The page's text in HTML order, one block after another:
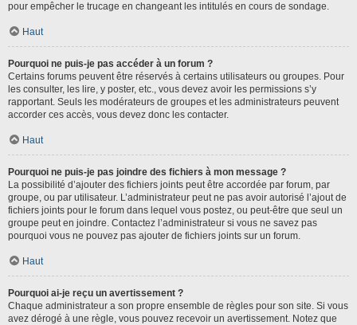
pour empêcher le trucage en changeant les intitulés en cours de sondage.
Haut
Pourquoi ne puis-je pas accéder à un forum ?
Certains forums peuvent être réservés à certains utilisateurs ou groupes. Pour
les consulter, les lire, y poster, etc., vous devez avoir les permissions s’y
rapportant. Seuls les modérateurs de groupes et les administrateurs peuvent
accorder ces accès, vous devez donc les contacter.
Haut
Pourquoi ne puis-je pas joindre des fichiers à mon message ?
La possibilité d’ajouter des fichiers joints peut être accordée par forum, par
groupe, ou par utilisateur. L’administrateur peut ne pas avoir autorisé l’ajout de
fichiers joints pour le forum dans lequel vous postez, ou peut-être que seul un
groupe peut en joindre. Contactez l’administrateur si vous ne savez pas
pourquoi vous ne pouvez pas ajouter de fichiers joints sur un forum.
Haut
Pourquoi ai-je reçu un avertissement ?
Chaque administrateur a son propre ensemble de règles pour son site. Si vous
avez dérogé à une règle, vous pouvez recevoir un avertissement. Notez que